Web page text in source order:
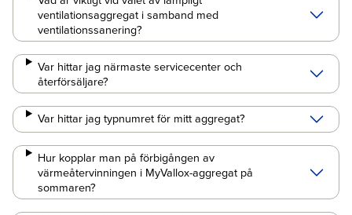
ventilationsaggregat i samband med
ventilationssanering?
Var hittar jag närmaste servicecenter och
återförsäljare?
Var hittar jag typnumret för mitt aggregat?
Hur kopplar man på förbigången av
värmeåtervinningen i MyVallox-aggregat på
sommaren?